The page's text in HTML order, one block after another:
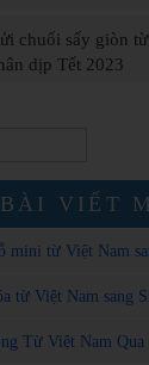
chuối sấy giòn
dịp Tết 2023
BÀI VIẾT
mini từ Việt Nam
từ Việt Nam sang
Từ Việt Nam Qua